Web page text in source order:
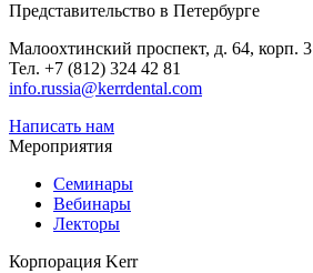
Представительство в Петербурге
Малоохтинский проспект, д. 64, корп. 3
Тел. +7 (812) 324 42 81
info.russia@kerrdental.com
Написать нам
Мероприятия
Семинары
Вебинары
Лекторы
Корпорация Kerr